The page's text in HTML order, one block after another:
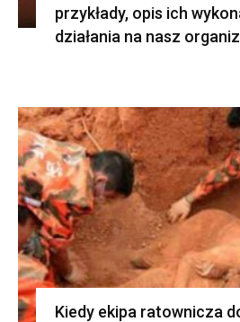
przykłady, opis ich
działania na nasz
Kiedy ekipa ratownicza